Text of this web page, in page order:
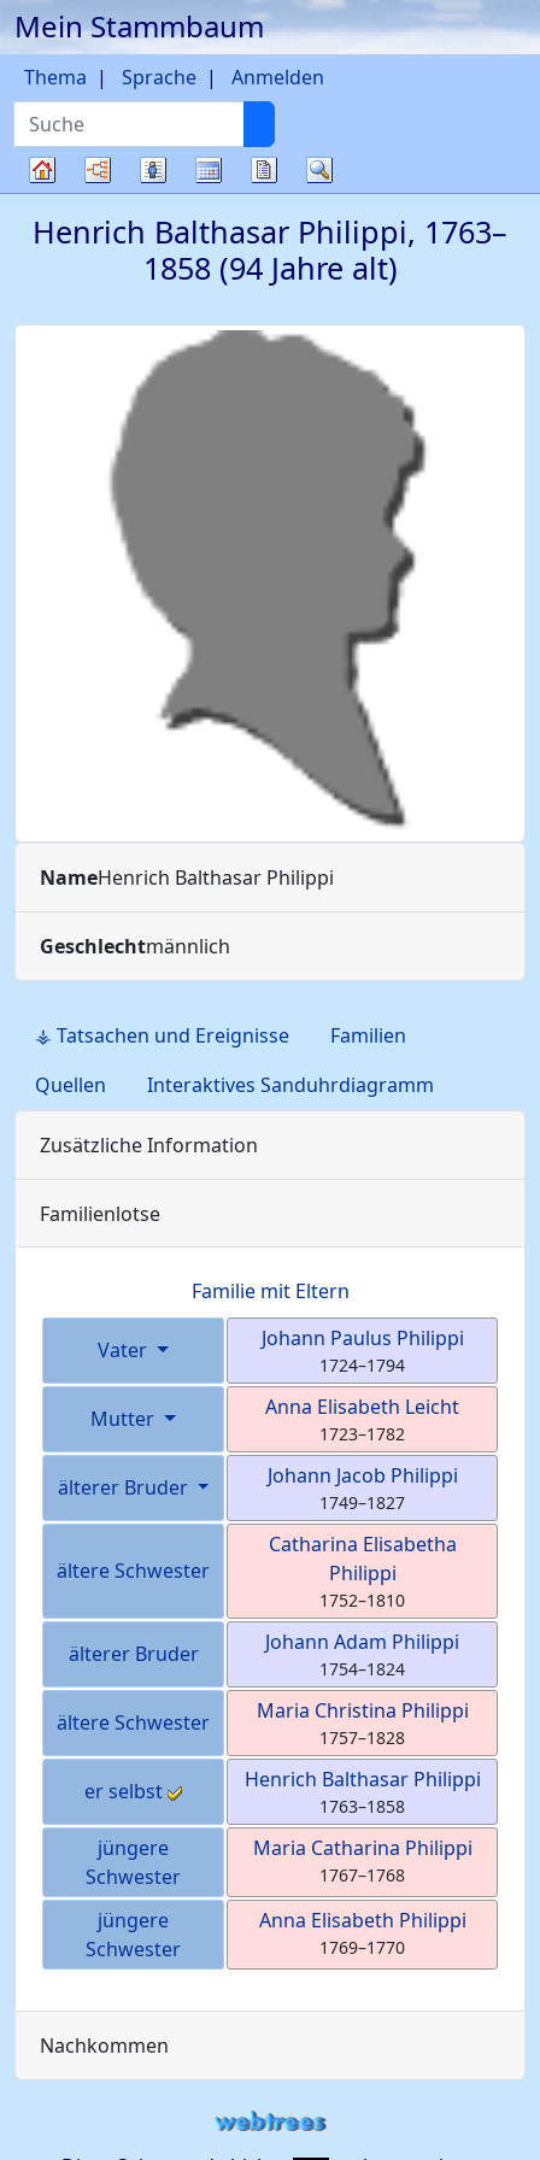
Weiter zu Hauptseite
Mein Stammbaum
Suche
Thema Sprache Anmelden
Diagramme
Listen KalenderBerichte
Henrich Balthasar Philippi, 1763–
1858(94 Jahre alt)
NameHenrich Balthasar Philippi
Geschlechtmännlich
⚶ Tatsachen und Ereignisse
Familien
Quellen
Interaktives Sanduhrdiagramm
Zusätzliche Information
Familienlotse
Familie mit Eltern
Vater Johann Paulus Philippi
1724–1794
Mutter Anna Elisabeth Leicht
1723–1782
älterer Bruder Johann Jacob Philippi
1749–1827
ältere Schwester
Catharina Elisabetha
Philippi
1752–1810
älterer Bruder Johann Adam Philippi
1754–1824
ältere Schwester Maria Christina Philippi
1757–1828
er selbst Henrich Balthasar Philippi
1763–1858
jüngere
Schwester
Maria Catharina Philippi
1767–1768
jüngere
Schwester
Anna Elisabeth Philippi
1769–1770
Nachkommen